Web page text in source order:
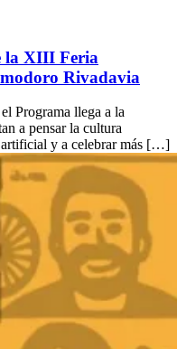
la XIII Feria
Rivadavia
Programa llega a la
a pensar la cultura
artificial y a celebrar más […]